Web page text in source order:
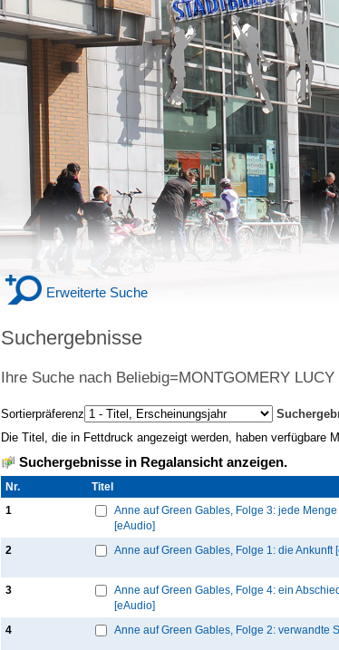
Erweiterte Suche
Suchergebnisse
Ihre Suche nach Beliebig=MONTGOMERY LUCY
Sortierpräferenz
Die Titel, die in Fettdruck angezeigt werden, haben verfügbare
Suchergebnisse in Regalansicht anzeigen.
Nr. Titel
1
Anne auf Green Gables, Folge 3: jede
[eAudio]
2 Anne auf Green Gables, Folge 1: die Ankunft
3
Anne auf Green Gables, Folge 4: ein
[eAudio]
4 Anne auf Green Gables, Folge 2: verwandte